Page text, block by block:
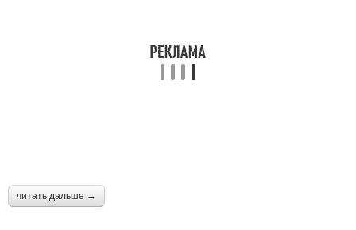
читать дальше →